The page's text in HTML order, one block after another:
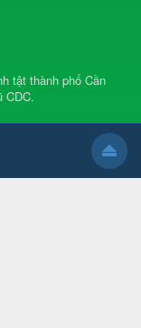
tật thành phố Cần
CDC.